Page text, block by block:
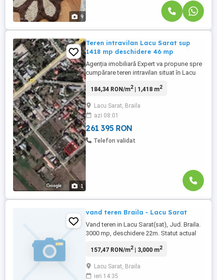
9
1
Teren intravilan Lacu Sarat sup
1418 mp deschidere 46 mp
Agenția imobiliară Expert va propune spre
cumpărare teren intravilan situat în Lacu
mp , Deschidere 46 mp Pe teren se afla o
Utilitati în apropiere Comision 2%
184,34 RON/m2| 1,418 m2
Lacu Sarat, Braila
azi 08:01
261 395 RON
Telefon validat
vand teren Braila - Lacu Sarat
Vand teren in Lacu Sarat(sat), Jud. Braila.
3000 mp, deschidere 22m. Statut actual
vecinatate, utilitati in apropiere.
157,47 RON/m2| 3,000 m2
Lacu Sarat, Braila
ieri 14:35